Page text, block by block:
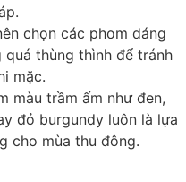
chọn các phom dáng
thùng thình để tránh
mặc.
màu trầm ấm như đen,
đỏ burgundy luôn là lựa
cho mùa thu đông.